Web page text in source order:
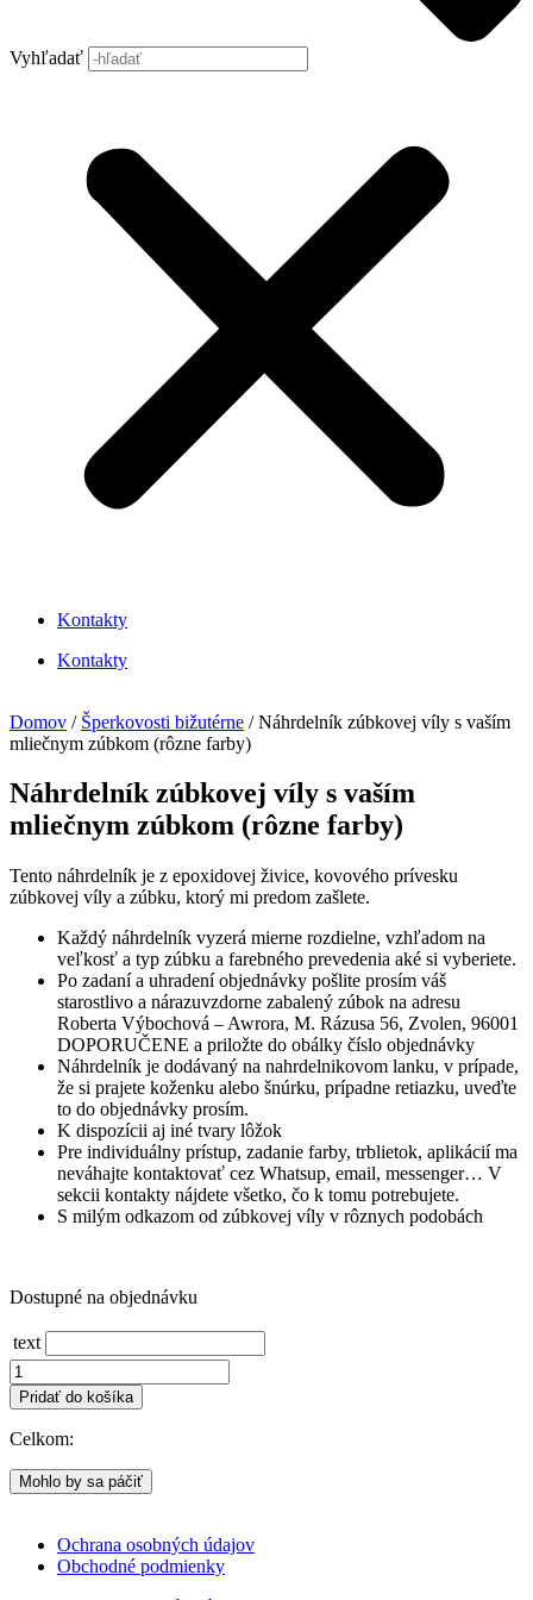
Vyhľadať
Kontakty
Kontakty
Domov / Šperkovosti bižutérne / Náhrdelník zúbkovej víly s vaším
mliečnym zúbkom (rôzne farby)
Náhrdelník zúbkovej víly s vaším
mliečnym zúbkom (rôzne farby)
Tento náhrdelník je z epoxidovej živice, kovového prívesku
zúbkovej víly a zúbku, ktorý mi predom zašlete.
Každý náhrdelník vyzerá mierne rozdielne, vzhľadom na
veľkosť a typ zúbku a farebného prevedenia aké si vyberiete.
Po zadaní a uhradení objednávky pošlite prosím váš
starostlivo a nárazuvzdorne zabalený zúbok na adresu
Roberta Výbochová – Awrora, M. Rázusa 56, Zvolen, 96001
DOPORUČENE a priložte do obálky číslo objednávky
Náhrdelník je dodávaný na nahrdelnikovom lanku, v prípade,
že si prajete koženku alebo šnúrku, prípadne retiazku, uveďte
to do objednávky prosím.
K dispozícii aj iné tvary lôžok
Pre individuálny prístup, zadanie farby, trblietok, aplikácií ma
neváhajte kontaktovať cez Whatsup, email, messenger… V
sekcii kontakty nájdete všetko, čo k tomu potrebujete.
S milým odkazom od zúbkovej víly v rôznych podobách
Dostupné na objednávku
text
množstvo
Náhrdelník
zúbkovej
víly
vaším
mliečnym
(rôzne
farby)
Pridať do košíka
Celkom:
Mohlo by sa páčiť
Ochrana osobných údajov
Obchodné podmienky